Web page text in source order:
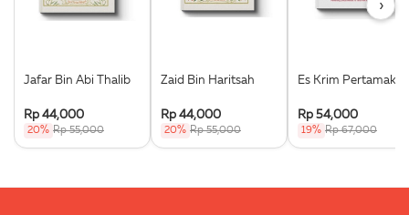
Jafar Bin Abi Thalib
Rp 44,000
20% Rp 55,000
Zaid Bin Haritsah
Rp 44,000
20% Rp 55,000
Es Krim Pertamaku
Rp 54,000
19% Rp 67,000
›